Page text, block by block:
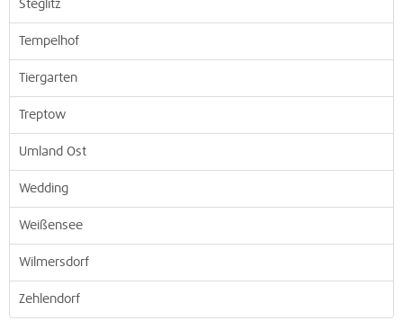
Steglitz
Tempelhof
Tiergarten
Treptow
Umland Ost
Wedding
Weißensee
Wilmersdorf
Zehlendorf